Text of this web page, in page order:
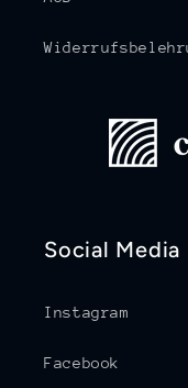
Social Media
Instagram
Facebook